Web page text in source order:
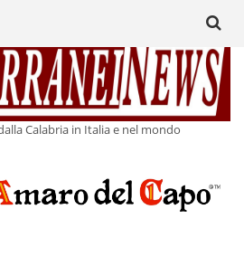
Calabria in Italia e nel mondo
for: